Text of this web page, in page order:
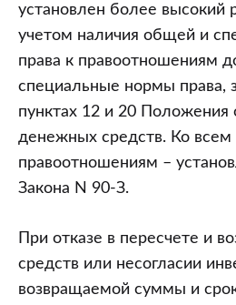
установлен более высокий
учетом наличия общей и
права к правоотношениям
специальные нормы права,
пунктах 12 и 20 Положения
денежных средств. Ко
правоотношениям –
Закона N 90-З.
При отказе в пересчете и
средств или несогласии
возвращаемой суммы и